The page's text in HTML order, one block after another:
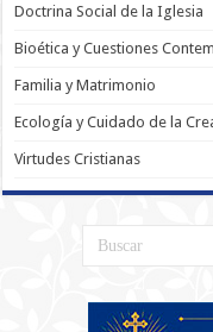
Doctrina Social de la Iglesia
Bioética y Cuestiones
Familia y Matrimonio
Ecología y Cuidado de la
Virtudes Cristianas